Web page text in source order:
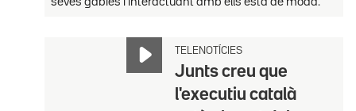
seves gàbies i interactuant amb ells està de moda.
TELENOTÍCIES
Junts creu que
l'executiu català